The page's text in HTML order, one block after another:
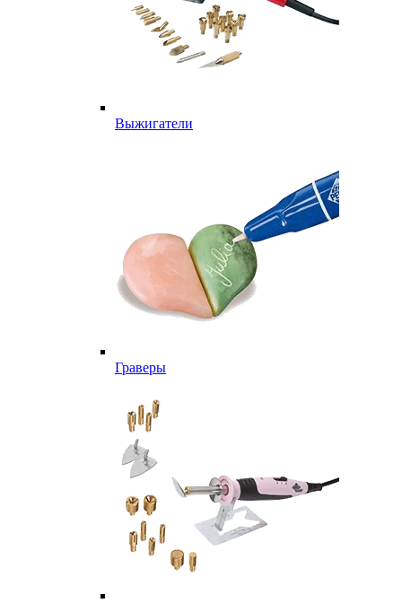
Выжигатели
Граверы